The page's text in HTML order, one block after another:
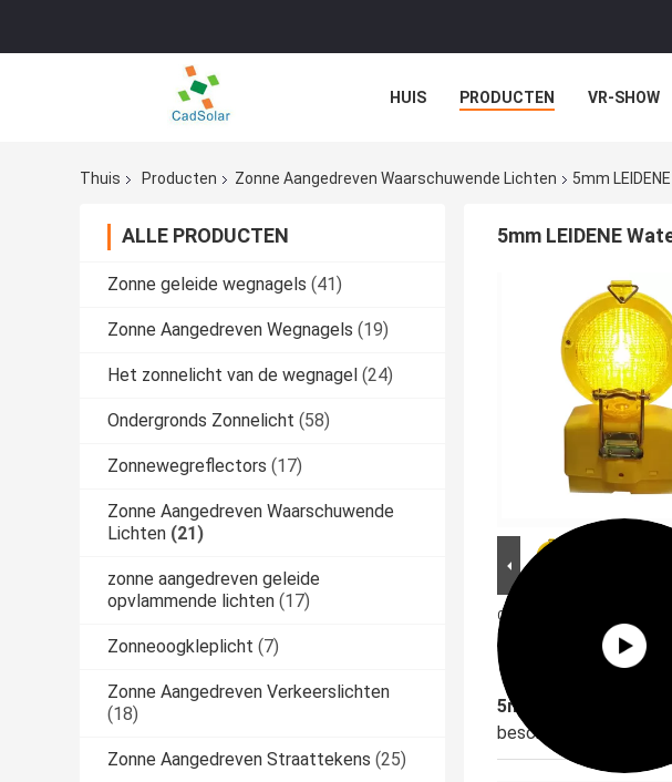
HUIS PRODUCTEN VR-SHOW
Thuis
Producten Zonne Aangedreven Waarschuwende Lichten 5mm
ALLE PRODUCTEN
Zonne geleide wegnagels (41)
Zonne Aangedreven Wegnagels (19)
Het zonnelicht van de wegnagel (24)
Ondergronds Zonnelicht (58)
Zonnewegreflectors (17)
Zonne Aangedreven Waarschuwende
Lichten (21)
zonne aangedreven geleide
opvlammende lichten (17)
Zonneoogkleplicht (7)
Zonne Aangedreven Verkeerslichten
(18)
Zonne Aangedreven Straattekens (25)
5mm LEIDENE
Grote Afbeelding :
5mm
Zonnebarricade van IP65
Waarschuwingslicht
5mm LEIDENE
beschrijving